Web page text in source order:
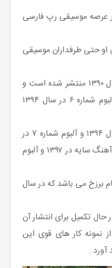
عرصه موسیقی رپ فارسی
او حتی طرفداران موسیقی
برخی از این آلبوم های با نام های زیر همکف که در سال ۱۳۹۰ منتشر شده است و
آلبوم تتلیتی که در سال ۱۳۹۲ و من در سال ۱۳۹۳ وآلبوم شماره ۶ در سال ۱۳۹۴
دیگر آلبوم های او آلبوم های ممنوع منتشر شده در سال ۱۳۹۴ و آلبوم شماره ۷ در
سال ۱۳۹۵ و آهنگ قهرمان و آلبوم امیر در سال ۱۳۹۶ و آهنگ سایه در ۱۳۹۷ و آلبوم
برزخ می باشد که در سال
حال تکمیل برای انتشار آن
یکی از نمونه کار های قوی این
آورد .